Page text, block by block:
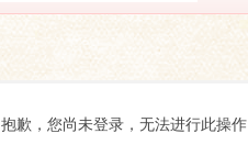
抱歉，您尚未登录，无法进行此操作